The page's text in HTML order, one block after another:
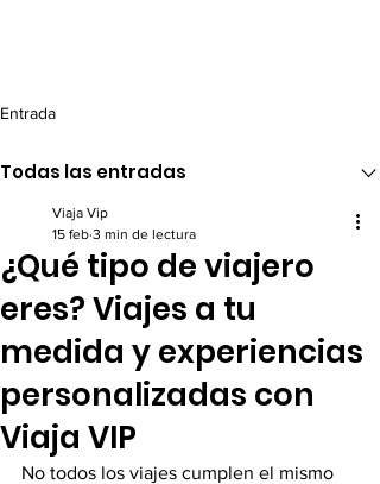
Entrada
Todas las entradas
¿Qué tipo de viajero
eres? Viajes a tu
medida y experiencias
personalizadas con
Viaja VIP
Viaja Vip
15 feb 3 min de lectura
No todos los viajes cumplen el mismo